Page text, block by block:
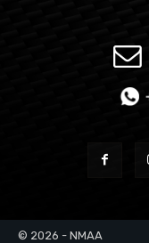
© 2026 - NMAA